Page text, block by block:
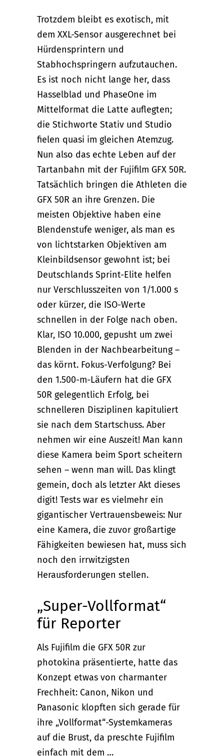
Trotzdem bleibt es exotisch, mit
dem XXL-Sensor ausgerechnet bei
Hürdensprintern und
Stabhochspringern aufzutauchen.
Es ist noch nicht lange her, dass
Hasselblad und PhaseOne im
Mittelformat die Latte auflegten;
die Stichworte Stativ und Studio
fielen quasi im gleichen Atemzug.
Nun also das echte Leben auf der
Tartanbahn mit der Fujifilm GFX 50R.
Tatsächlich bringen die Athleten die
GFX 50R an ihre Grenzen. Die
meisten Objektive haben eine
Blendenstufe weniger, als man es
von lichtstarken Objektiven am
Kleinbildsensor gewohnt ist; bei
Deutschlands Sprint-Elite helfen
nur Verschlusszeiten von 1/1.000 s
oder kürzer, die ISO-Werte
schnellen in der Folge nach oben.
Klar, ISO 10.000, gepusht um zwei
Blenden in der Nachbearbeitung –
das körnt. Fokus-Verfolgung? Bei
den 1.500-m-Läufern hat die GFX
50R gelegentlich Erfolg, bei
schnelleren Disziplinen kapituliert
sie nach dem Startschuss. Aber
nehmen wir eine Auszeit! Man kann
diese Kamera beim Sport scheitern
sehen – wenn man will. Das klingt
gemein, doch als letzter Akt dieses
digit! Tests war es vielmehr ein
gigantischer Vertrauensbeweis: Nur
eine Kamera, die zuvor großartige
Fähigkeiten bewiesen hat, muss sich
noch den irrwitzigsten
Herausforderungen stellen.
„Super-Vollformat“
für Reporter
Als Fujifilm die GFX 50R zur
photokina präsentierte, hatte das
Konzept etwas von charmanter
Frechheit: Canon, Nikon und
Panasonic klopften sich gerade für
ihre „Vollformat“-System­kameras
auf die Brust, da preschte Fujifilm
einfach mit dem …